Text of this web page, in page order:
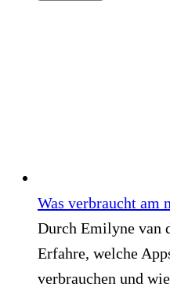
Was verbraucht am
Durch Emilyne van
Erfahre, welche
verbrauchen und